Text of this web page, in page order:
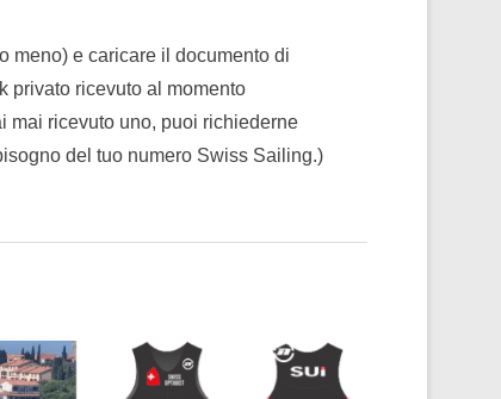
meno) e caricare il documento di
privato ricevuto al momento
mai ricevuto uno, puoi richiederne
del tuo numero Swiss Sailing.)